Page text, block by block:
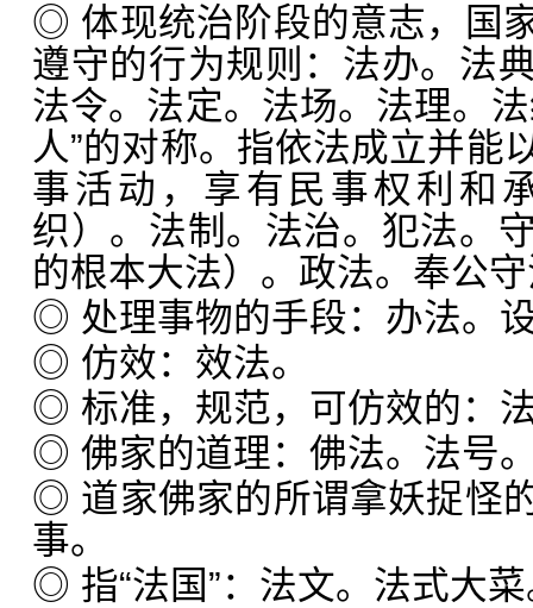
◎ 体现统治阶段的意志，国
遵守的行为规则：法办。法
法令。法定。法场。法理。
人”的对称。指依法成立并能
事活动，享有民事权利和
织）。法制。法治。犯法。
的根本大法）。政法。奉公
◎ 处理事物的手段：办法。
◎ 仿效：效法。
◎ 标准，规范，可仿效的：
◎ 佛家的道理：佛法。法号
◎ 道家佛家的所谓拿妖捉怪
事。
◎ 指“法国”：法文。法式大